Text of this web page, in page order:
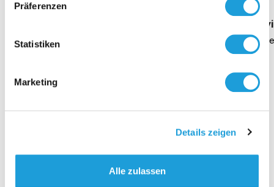
Präferenzen
Statistiken
Marketing
Details zeigen
Alle zulassen
Dauer 4 Minuten